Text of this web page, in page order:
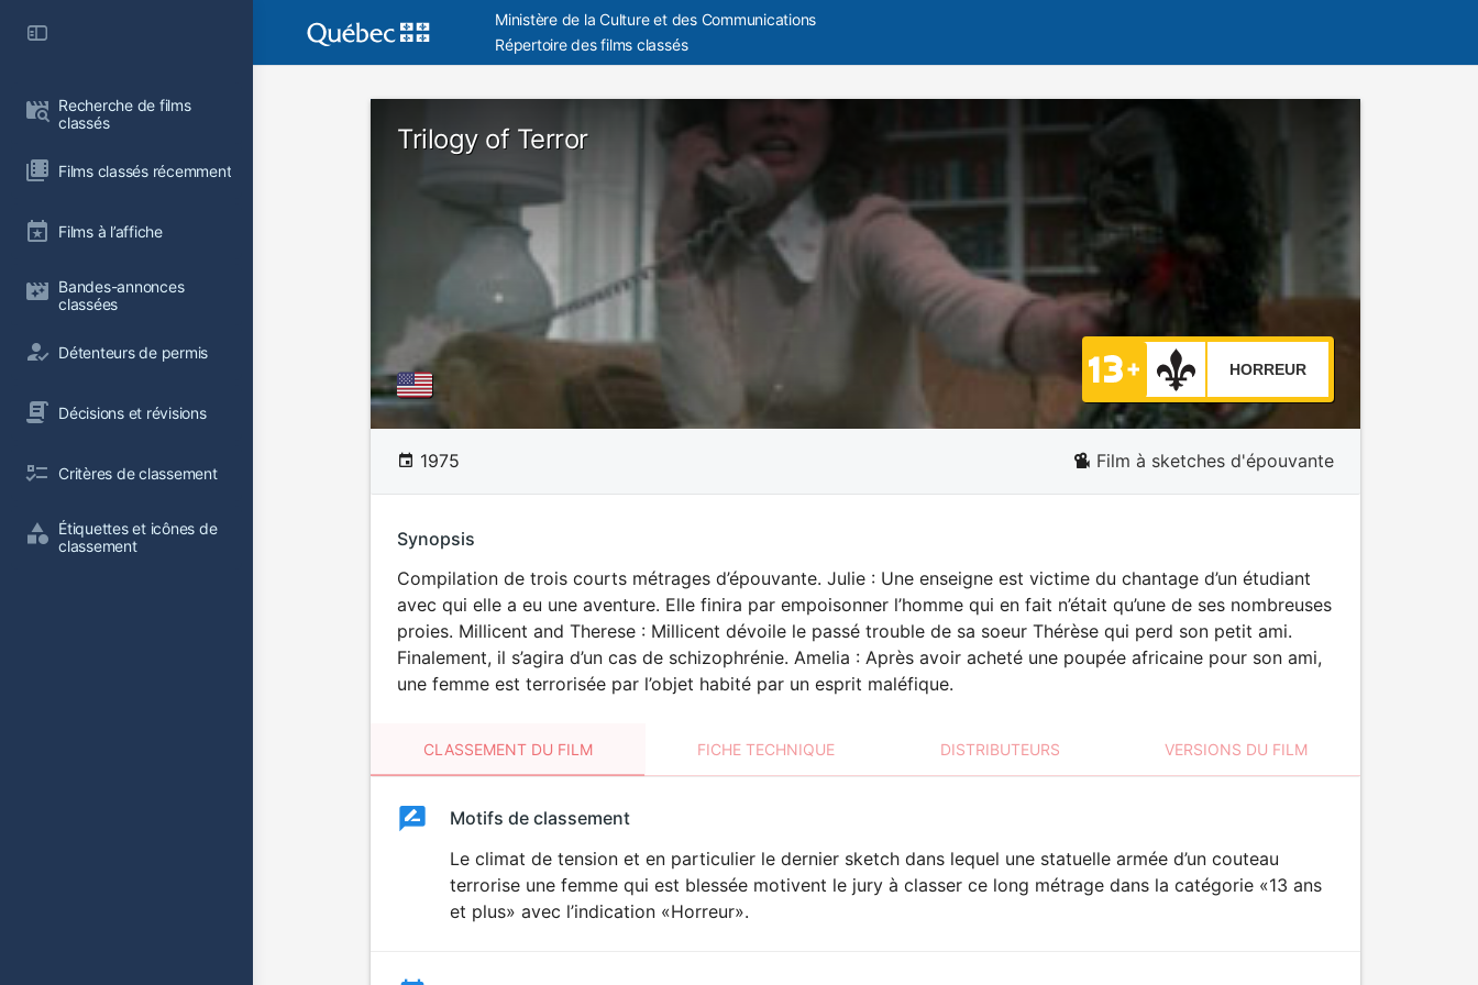
Recherche de films
classés
Films classés récemment
Films à l’affiche
Bandes-annonces
classées
Détenteurs de permis
Décisions et révisions
Critères de classement
Étiquettes et icônes de
classement
Ministère de la Culture et des Communications
Répertoire des films classés
Trilogy of Terror
HORREUR
1975 Film à sketches d'épouvante
Synopsis
Compilation de trois courts métrages d’épouvante. Julie : Une enseigne est victime du chantage d’un étudiant
avec qui elle a eu une aventure. Elle finira par empoisonner l’homme qui en fait n’était qu’une de ses nombreuses
proies. Millicent and Therese : Millicent dévoile le passé trouble de sa soeur Thérèse qui perd son petit ami.
Finalement, il s’agira d’un cas de schizophrénie. Amelia : Après avoir acheté une poupée africaine pour son ami,
une femme est terrorisée par l’objet habité par un esprit maléfique.
CLASSEMENT DU FILM FICHE TECHNIQUE DISTRIBUTEURS VERSIONS DU FILM
ClassementClassement
HORREUR
Motifs de classement
Le climat de tension et en particulier le dernier sketch dans lequel une statuelle armée d’un couteau
terrorise une femme qui est blessée motivent le jury à classer ce long métrage dans la catégorie «13 ans
et plus» avec l’indication «Horreur».